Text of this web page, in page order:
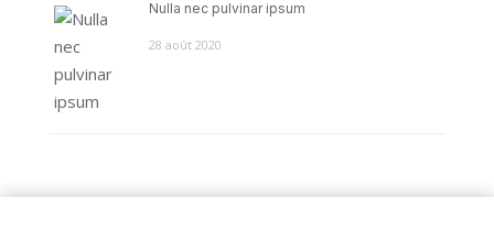
Nulla nec pulvinar ipsum
28 août 2020